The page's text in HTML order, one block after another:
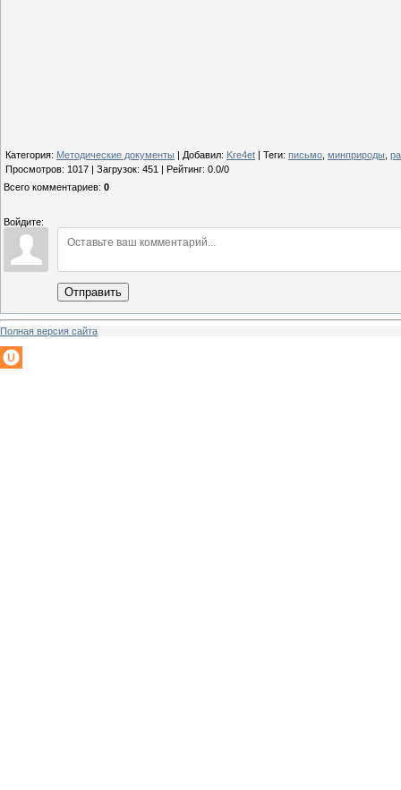
Категория: Методические документы Добавил: Kre4et Теги: письмо минприроды
Просмотров: 1017 Загрузок: 451 Рейтинг: 0.0/0
Всего комментариев: 0
Войдите:
Отправить
Полная версия сайта